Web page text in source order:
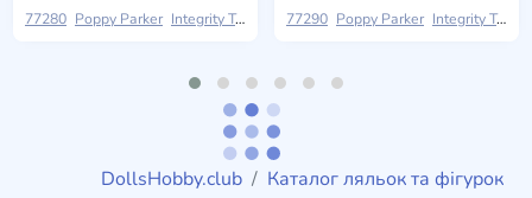
77280 Poppy Parker Integrity Toys 2026 W Club
77290 Poppy Parker Integrity Toys
DollsHobby.club
Каталог ляльок та фігурок